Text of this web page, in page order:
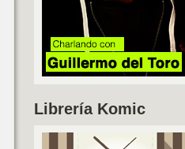
Librería Komic